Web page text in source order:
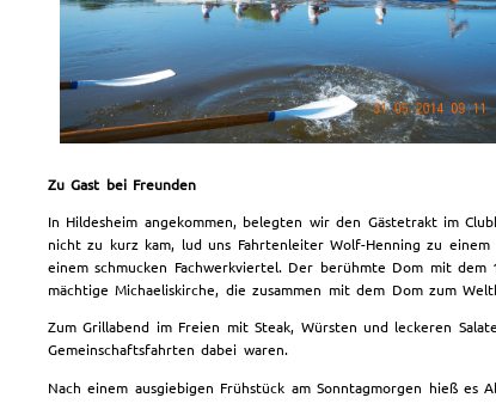
Zu Gast bei Freunden
In Hildesheim angekommen, belegten wir den Gästetrakt im
nicht zu kurz kam, lud uns Fahrtenleiter Wolf-Henning zu
einem schmucken Fachwerkviertel. Der berühmte Dom mit
mächtige Michaeliskirche, die zusammen mit dem Dom zum
Zum Grillabend im Freien mit Steak, Würsten und leckeren
Gemeinschaftsfahrten dabei waren.
Nach einem ausgiebigen Frühstück am Sonntagmorgen hieß es